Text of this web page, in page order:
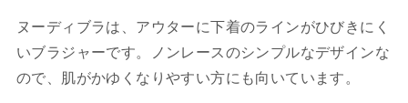
ヌーディブラは、アウターに下着のラインがひびきにく
いブラジャーです。ノンレースのシンプルなデザインな
ので、肌がかゆくなりやすい方にも向いています。